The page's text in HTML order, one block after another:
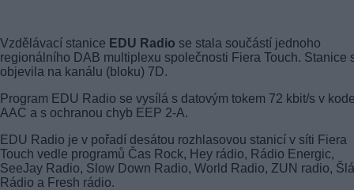
Vzdělávací stanice EDU Radio se stala součástí jednoho
regionálního DAB multiplexu společnosti Fiera Touch. Stanice
objevila na kanálu (bloku) 7D.
Program EDU Radio se vysílá s datovým tokem 72 kbit/s v
AAC a s ochranou chyb EEP 2-A.
EDU Radio je v pořadí desátou rozhlasovou stanicí v síti Fiera
Touch vedle programů Čas Rock, Hey rádio, Rádio Energic,
SeeJay Radio, Slow Down Radio, World Radio, ZUN radio,
Rádio a Fresh rádio.